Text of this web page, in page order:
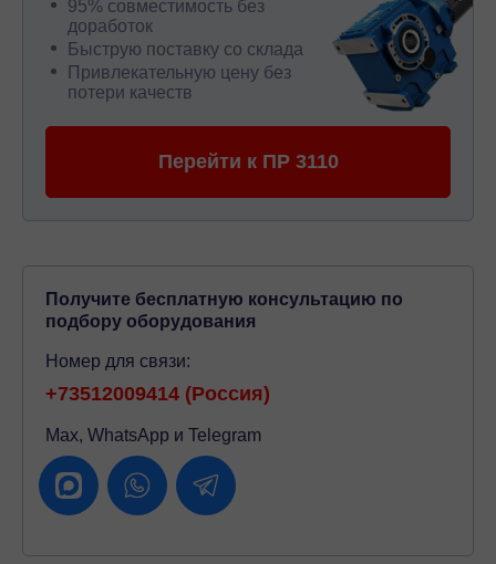
95% совместимость без
доработок
Быструю поставку со склада
Привлекательную цену без
потери качеств
Перейти к ПР 3110
Получите бесплатную консультацию по
подбору оборудования
Номер для связи:
+73512009414 (Россия)
Max, WhatsApp и Telegram